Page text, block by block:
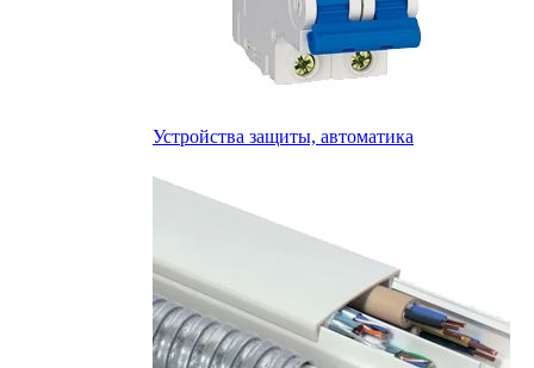
Устройства защиты, автоматика